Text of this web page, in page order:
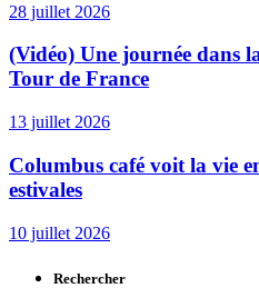
28 juillet 2026
(Vidéo) Une journée dans
Tour de France
13 juillet 2026
Columbus café voit la vie
estivales
10 juillet 2026
Rechercher